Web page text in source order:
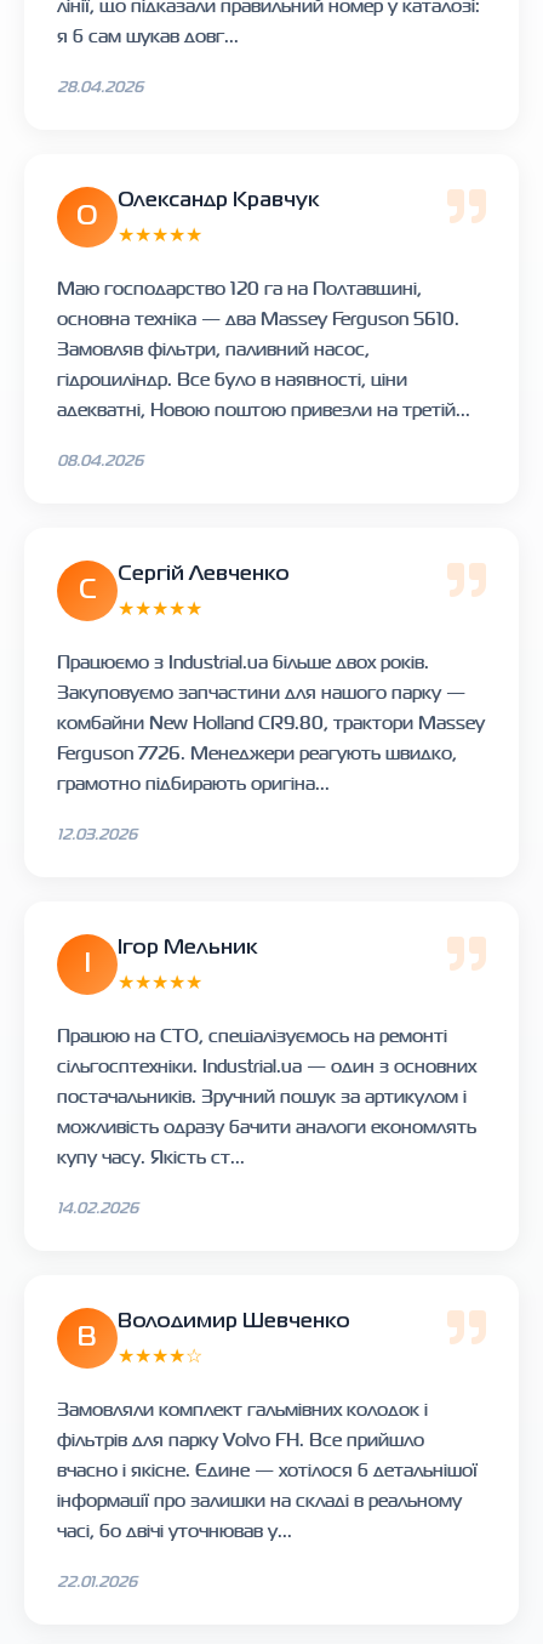
я б сам шукав довг...
28.04.2026
О
Олександр Кравчук
★★★★★
Маю господарство 120 га на Полтавщині,
основна техніка — два Massey Ferguson 5610.
Замовляв фільтри, паливний насос,
гідроциліндр. Все було в наявності, ціни
адекватні, Новою поштою привезли на третій...
08.04.2026
С
Сергій Левченко
★★★★★
Працюємо з Industrial.ua більше двох років.
Закуповуємо запчастини для нашого парку —
комбайни New Holland CR9.80, трактори Massey
Ferguson 7726. Менеджери реагують швидко,
грамотно підбирають оригіна...
12.03.2026
Ігор Мельник
★★★★★
Працюю на СТО, спеціалізуємось на ремонті
сільгосптехніки. Industrial.ua — один з основних
постачальників. Зручний пошук за артикулом і
можливість одразу бачити аналоги економлять
купу часу. Якість ст...
14.02.2026
В
Володимир Шевченко
★★★★☆
Замовляли комплект гальмівних колодок і
фільтрів для парку Volvo FH. Все прийшло
вчасно і якісне. Єдине — хотілося б детальнішої
інформації про залишки на складі в реальному
часі, бо двічі уточнював у...
22.01.2026